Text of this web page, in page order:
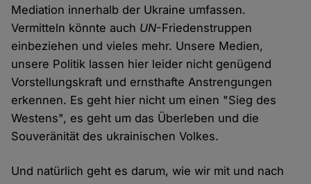
Mediation innerhalb der Ukraine umfassen.
Vermitteln könnte auch UN-Friedenstruppen
einbeziehen und vieles mehr. Unsere Medien,
unsere Politik lassen hier leider nicht genügend
Vorstellungskraft und ernsthafte Anstrengungen
erkennen. Es geht hier nicht um einen "Sieg des
Westens", es geht um das Überleben und die
Souveränität des ukrainischen Volkes.
Und natürlich geht es darum, wie wir mit und nach